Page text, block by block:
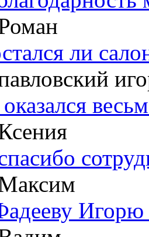
ли
Игорю